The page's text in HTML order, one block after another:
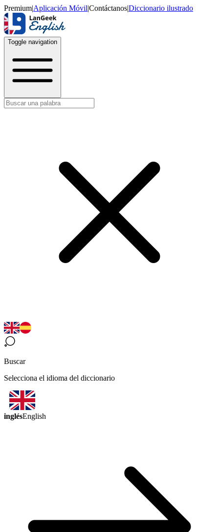
Premium|Aplicación Móvil|Contáctanos|Diccionario ilustrado
Toggle navigation
Buscar
Selecciona el idioma del diccionario
inglésEnglish